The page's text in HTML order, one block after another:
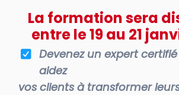
La formation sera
entre le 19 au 21
Devenez un expert
aidez
vos clients à transformer